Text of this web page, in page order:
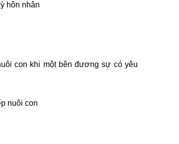
hôn nhân
con khi một bên đương sự có yêu
nuôi con